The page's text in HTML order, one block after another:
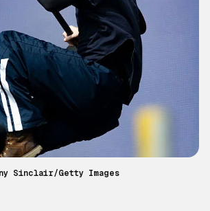
Sinclair/Getty Images